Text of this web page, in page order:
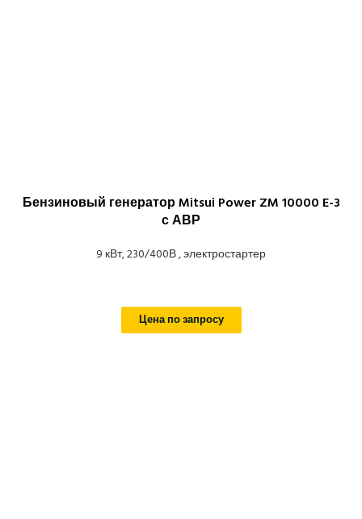
Бензиновый генератор Mitsui Power ZM 10000 E-3
с АВР
9 кВт, 230/400В , электростартер
Цена по запросу